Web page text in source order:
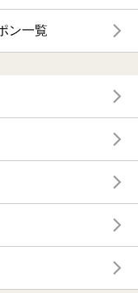
ン一覧